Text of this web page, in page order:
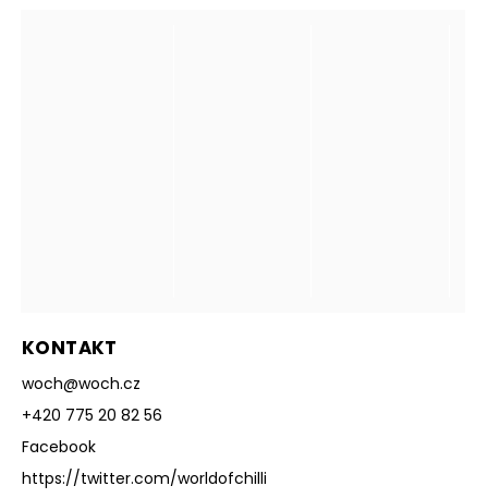
KONTAKT
woch@woch.cz
+420 775 20 82 56
Facebook
https://twitter.com/worldofchilli